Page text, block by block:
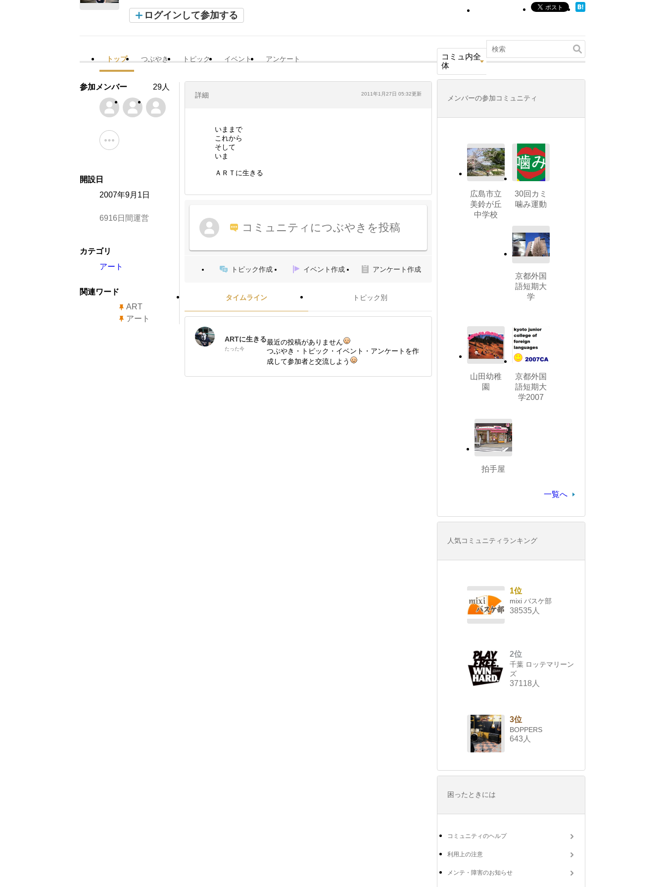
ログインして参加する
トップ つぶやき トピック イベント アンケート
コミュ内全
体
詳細 2011年1月27日 05:32更新
いままで
これから
そして
いま
ＡＲＴに生きる
コミュニティにつぶやきを投稿
トピック作成 イベント作成 アンケート作成
タイムライン トピック別
ARTに生きる
たった今
最近の投稿がありません
つぶやき・トピック・イベント・アンケートを作
成して参加者と交流しよう
参加メンバー 29人
開設日
2007年9月1日
6916日間運営
カテゴリ
アート
関連ワード
ART
アート
メンバーの参加コミュニティ
広島市立
美鈴が丘
中学校
30回カミ
噛み運動
京都外国
語短期大
学
山田幼稚
園
京都外国
語短期大
学2007
拍手屋
一覧へ
人気コミュニティランキング
1位
mixi バスケ部
38535人
2位
千葉 ロッテマリーン
ズ
37118人
3位
BOPPERS
643人
困ったときには
コミュニティのヘルプ
利用上の注意
メンテ・障害のお知らせ